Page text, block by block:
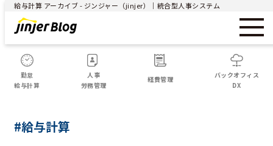
給与計算 アーカイブ - ジンジャー（jinjer）｜統合型人事システム
勤怠
給与計算
人事
労務管理
経費管理
バックオフィス
DX
#給与計算